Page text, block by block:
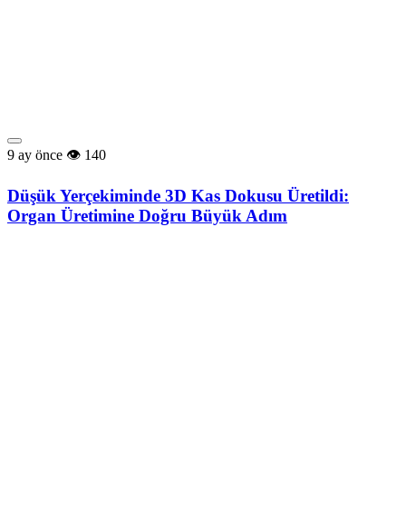
9 ay önce 140
Düşük Yerçekiminde 3D Kas Dokusu Üretildi:
Organ Üretimine Doğru Büyük Adım